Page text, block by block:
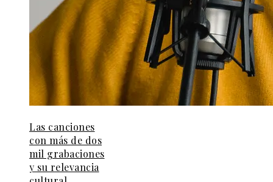
Las canciones
con más de dos
mil grabaciones
y su relevancia